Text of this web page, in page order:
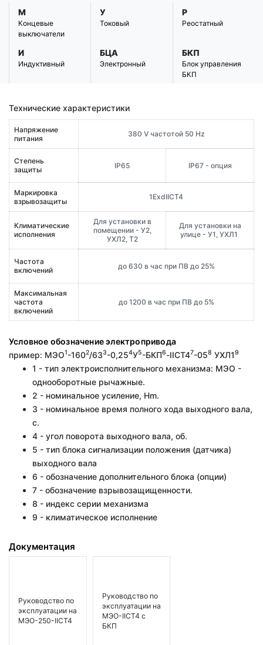
М
Концевые
выключатели
У
Токовый
Р
Реостатный
И
Индуктивный
БЦА
Электронный
БКП
Блок управления
БКП
Технические характеристики
Напряжение
питания
380 V частотой 50 Hz
Степень
защиты
IP65 IP67 - опция
Маркировка
взрывозащиты
1ExdIICT4
Климатические
исполнения
Для установки в
помещении - У2,
УХЛ2, Т2
Для установки на
улице - У1, УХЛ1
Частота
включений
до 630 в час при ПВ до 25%
Максимальная
частота
включений
до 1200 в час при ПВ до 5%
Условное обозначение электропривода
пример: МЭО1-1602/633-0,254У5-БКП6-IIСT47-058 УХЛ19
1 - тип электроисполнительного механизма: МЭО -
однооборотные рычажные.
2 - номинальное усиление, Hm.
3 - номинальное время полного хода выходного вала,
с.
4 - угол поворота выходного вала, об.
5 - тип блока сигнализации положения (датчика)
выходного вала
6 - обозначение дополнительного блока (опции)
7 - обозначение взрывозащищенности.
8 - индекс серии механизма
9 - климатическое исполнение
Документация
Руководство по
эксплуатации на
МЭО-250-IICT4
Руководство по
эксплуатации на
МЭО-IICT4 с
БКП